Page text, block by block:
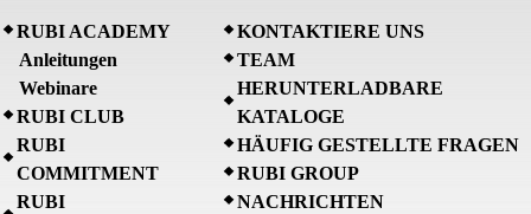
RUBI ACADEMY
Anleitungen
Webinare
RUBI CLUB
RUBI
COMMITMENT
RUBI
KONTAKTIERE UNS
TEAM
HERUNTERLADBARE
KATALOGE
HÄUFIG GESTELLTE FRAGEN
RUBI GROUP
NACHRICHTEN